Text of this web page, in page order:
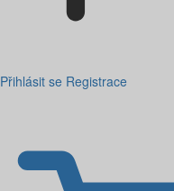
Přihlásit se Registrace